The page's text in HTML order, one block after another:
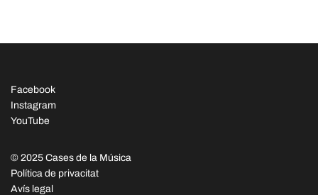
Facebook
Instagram
YouTube
© 2025 Cases de la Música
Política de privacitat
Avís legal